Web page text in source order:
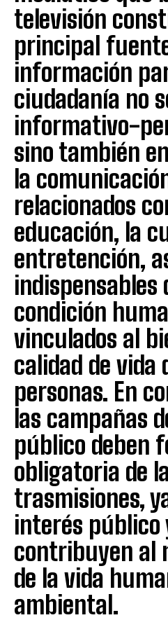
televisión
principal
información
ciudadanía no
informativo-
sino también
la
relacionados
educación, la
entretención,
indispensables
condición
vinculados al
calidad de vida
personas. En
las campañas
público deben
obligatoria de
trasmisiones,
interés público
contribuyen al
de la vida
ambiental.